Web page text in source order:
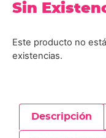
Sin
Este producto no
existencias.
Descripción